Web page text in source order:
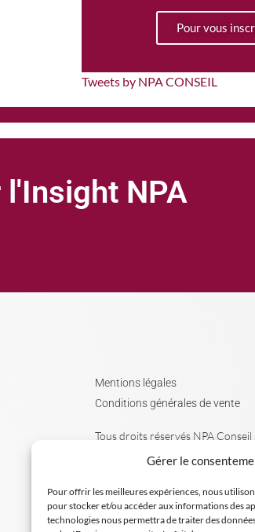
Gérer le
Pour offrir les meilleures expériences, nous
pour stocker et/ou accéder aux informations des
technologies nous permettra de traiter des
Pour vous
Tweets by NPA CONSEIL
NPA
Mentions légales
Conditions générales de vente
Tous droits réservés NPA